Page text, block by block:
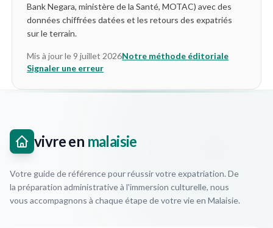
Bank Negara, ministère de la Santé, MOTAC) avec des
données chiffrées datées et les retours des expatriés
sur le terrain.
Mis à jour le 9 juillet 2026Notre méthode éditoriale
Signaler une erreur
vivre en malaisie
Votre guide de référence pour réussir votre expatriation. De
la préparation administrative à l'immersion culturelle, nous
vous accompagnons à chaque étape de votre vie en Malaisie.